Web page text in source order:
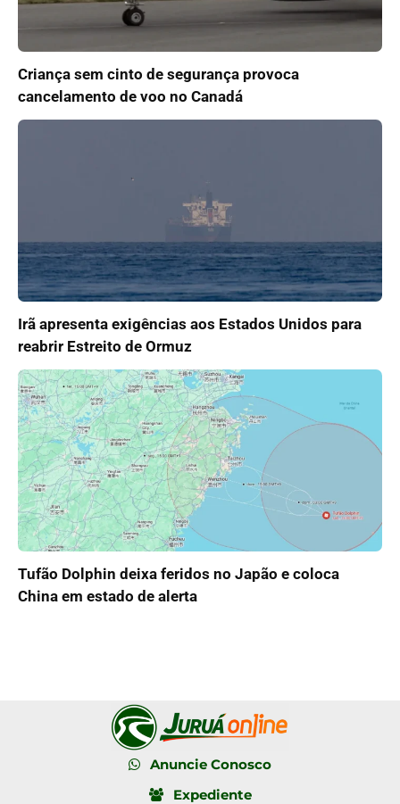
Criança sem cinto de segurança provoca
cancelamento de voo no Canadá
Irã apresenta exigências aos Estados Unidos para
reabrir Estreito de Ormuz
Tufão Dolphin deixa feridos no Japão e coloca
China em estado de alerta
Anuncie Conosco
Expediente